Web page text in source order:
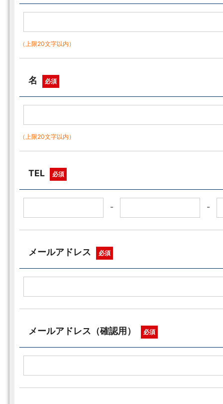
（上限20文字以内）
名 必須
（上限20文字以内）
TEL 必須
- -
メールアドレス 必須
メールアドレス（確認用） 必須